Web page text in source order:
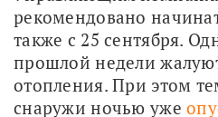
рекомендовано
также с 25 сентября.
прошлой недели
отопления. При этом
снаружи ночью уже